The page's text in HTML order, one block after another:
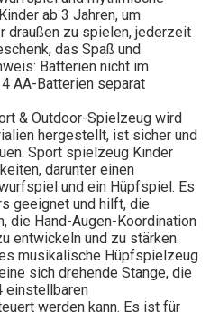
ab 3 Jahren, um
draußen zu spielen, jederzeit
das Spaß und
Batterien nicht im
AA-Batterien separat
& Outdoor-Spielzeug wird
hergestellt, ist sicher und
Sport spielzeug Kinder
darunter einen
und ein Hüpfspiel. Es
geeignet und hilft, die
die Hand-Augen-Koordination
entwickeln und zu stärken.
musikalische Hüpfspielzeug
sich drehende Stange, die
einstellbaren
werden kann. Es ist für